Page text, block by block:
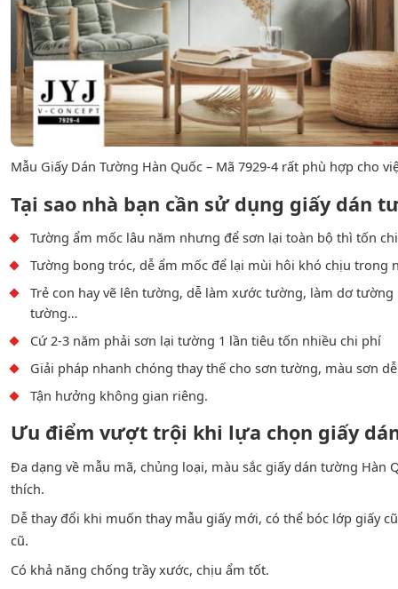
Mẫu Giấy Dán Tường Hàn Quốc – Mã 7929-4 rất phù hợp cho
Tại sao nhà bạn cần sử dụng giấy dán
Tường ẩm mốc lâu năm nhưng để sơn lại toàn bộ thì tốn
Tường bong tróc, dễ ẩm mốc để lại mùi hôi khó chịu trong
Trẻ con hay vẽ lên tường, dễ làm xước tường, làm dơ
tường…
Cứ 2-3 năm phải sơn lại tường 1 lần tiêu tốn nhiều chi phí
Giải pháp nhanh chóng thay thế cho sơn tường, màu sơn
Tận hưởng không gian riêng.
Ưu điểm vượt trội khi lựa chọn giấy
Đa dạng về mẫu mã, chủng loại, màu sắc giấy dán tường
thích.
Dễ thay đổi khi muốn thay mẫu giấy mới, có thể bóc lớp giấy
cũ.
Có khả năng chống trầy xước, chịu ẩm tốt.